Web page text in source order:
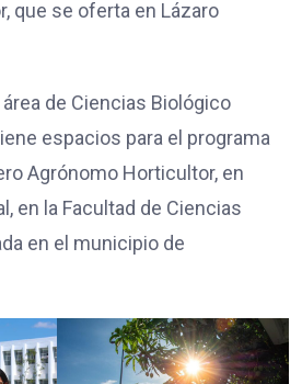
que se oferta en Lázaro
de Ciencias Biológico
espacios para el programa
Agrónomo Horticultor, en
en la Facultad de Ciencias
en el municipio de